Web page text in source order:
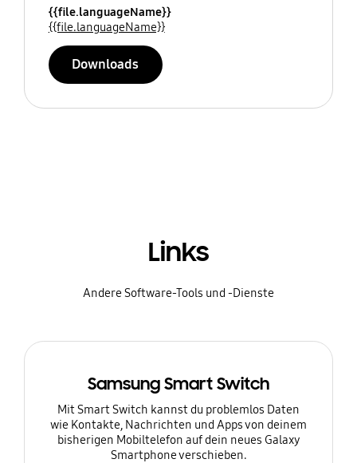
{{file.languageName}}
{{file.languageName}}
Downloads
Links
Andere Software-Tools und -Dienste
Samsung Smart Switch
Mit Smart Switch kannst du problemlos Daten
wie Kontakte, Nachrichten und Apps von deinem
bisherigen Mobiltelefon auf dein neues Galaxy
Smartphone verschieben.